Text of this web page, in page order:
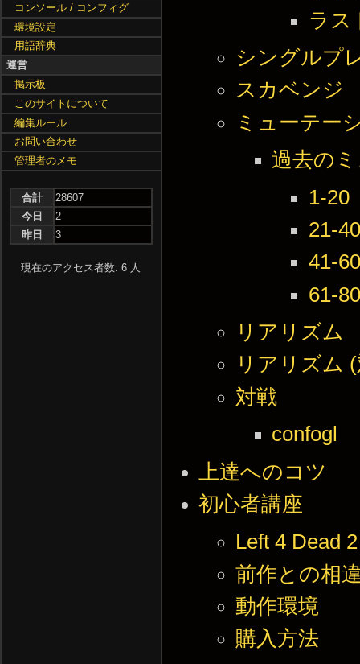
ラス
シングルプ
スカベンジ
ミューテー
過去の
1-20
21-40
41-60
61-80
リアリズム
リアリズム
対戦
confogl
上達へのコツ
初心者講座
Left 4 Dead
前作との相
動作環境
購入方法
コンソール / コンフィグ
環境設定
用語辞典
運営
掲示板
このサイトについて
編集ルール
お問い合わせ
管理者のメモ
合計
28607
今日
2
昨日
3
現在のアクセス者数: 6 人